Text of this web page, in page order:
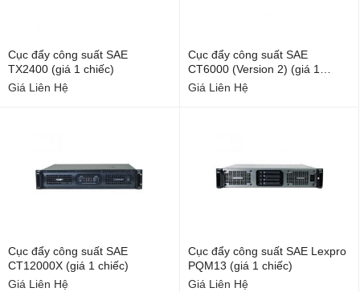
Cục đẩy công suất SAE
TX2400 (giá 1 chiếc)
Giá Liên Hệ
Cục đẩy công suất SAE
CT6000 (Version 2) (giá 1
chiếc)
Giá Liên Hệ
Cục đẩy công suất SAE
CT12000X (giá 1 chiếc)
Giá Liên Hệ
Cục đẩy công suất SAE Lexpro
PQM13 (giá 1 chiếc)
Giá Liên Hệ